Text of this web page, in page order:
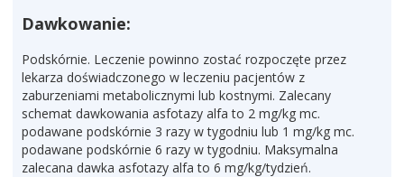
Dawkowanie:
Podskórnie. Leczenie powinno zostać rozpoczęte przez
lekarza doświadczonego w leczeniu pacjentów z
zaburzeniami metabolicznymi lub kostnymi. Zalecany
schemat dawkowania asfotazy alfa to 2 mg/kg mc.
podawane podskórnie 3 razy w tygodniu lub 1 mg/kg mc.
podawane podskórnie 6 razy w tygodniu. Maksymalna
zalecana dawka asfotazy alfa to 6 mg/kg/tydzień.